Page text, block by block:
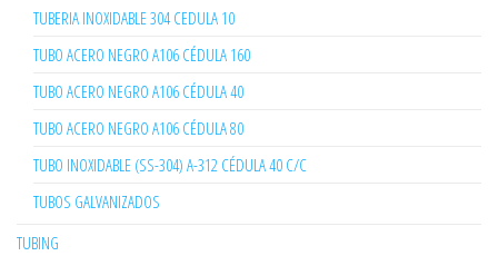
TUBERIA INOXIDABLE 304 CEDULA 10
TUBO ACERO NEGRO A106 CÉDULA 160
TUBO ACERO NEGRO A106 CÉDULA 40
TUBO ACERO NEGRO A106 CÉDULA 80
TUBO INOXIDABLE (SS-304) A-312 CÉDULA 40 C/C
TUBOS GALVANIZADOS
TUBING